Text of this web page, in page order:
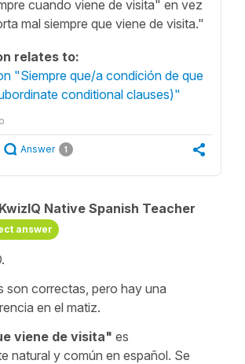
cuando viene de visita" en vez
mal siempre que viene de visita."
relates to:
"Siempre que/a condición de que
conditional clauses)"
Answer 1
KwizIQ Native Spanish Teacher
answer
son correctas, pero hay una
en el matiz.
viene de visita" es
natural y común en español. Se